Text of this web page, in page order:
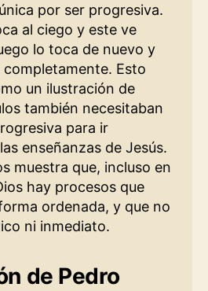
por ser progresiva.
al ciego y este ve
lo toca de nuevo y
Esto
un ilustración de
también necesitaban
para ir
enseñanzas de Jesús.
muestra que, incluso en
hay procesos que
ordenada, y que no
ni inmediato.
de Pedro